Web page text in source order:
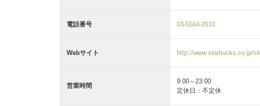
電話番号 03-5564-2010
Webサイト http://www.starbucks.co.jp/
営業時間
9:00～23:00
定休日：不定休